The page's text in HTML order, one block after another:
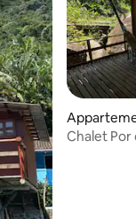
Chalet Por